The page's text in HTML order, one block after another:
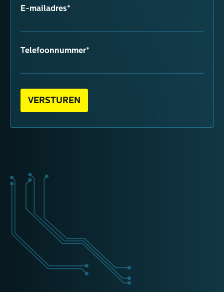
E-mailadres*
Telefoonnummer*